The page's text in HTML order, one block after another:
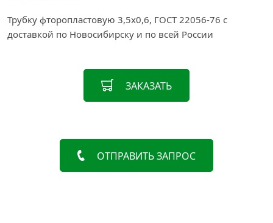
Трубку фторопластовую 3,5х0,6, ГОСТ 22056-76 с
доставкой по Новосибирску и по всей России
ЗАКАЗАТЬ
ОТПРАВИТЬ ЗАПРОС